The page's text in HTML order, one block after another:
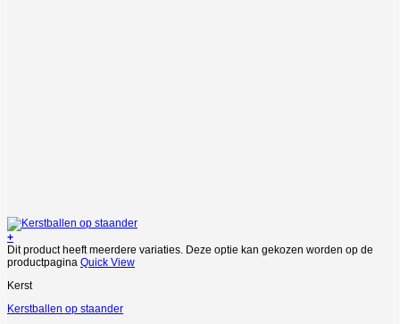
+
Dit product heeft meerdere variaties. Deze optie kan gekozen worden op de
productpagina Quick View
Kerst
Kerstballen op staander